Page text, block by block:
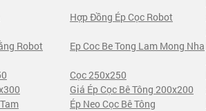
Hợp Đồng Ép Cọc Robot
Robot Ep Coc Be Tong Lam Mong Nha
Cọc 250x250
Giá Ép Cọc Bê Tông 200x200
Ép Neo Cọc Bê Tông